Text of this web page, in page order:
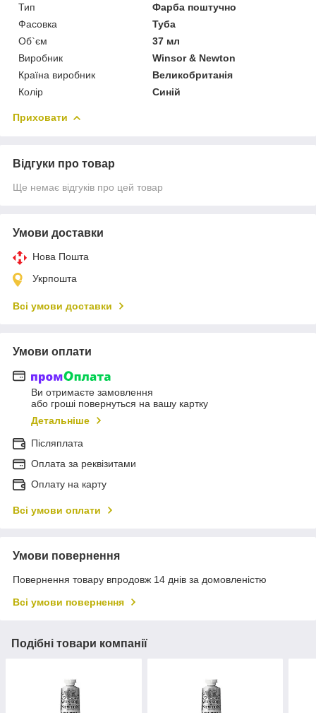
Тип
Фарба поштучно
Фасовка
Туба
Об`єм
37 мл
Виробник
Winsor & Newton
Країна виробник
Великобританія
Колір
Синій
Приховати
Відгуки про товар
Ще немає відгуків про цей товар
Умови доставки
Нова Пошта
Укрпошта
Всі умови доставки
Умови оплати
Ви отримаєте замовлення
або гроші повернуться на вашу картку
Детальніше
Післяплата
Оплата за реквізитами
Оплату на карту
Всі умови оплати
Умови повернення
Повернення товару впродовж 14 днів за домовленістю
Всі умови повернення
Подібні товари компанії